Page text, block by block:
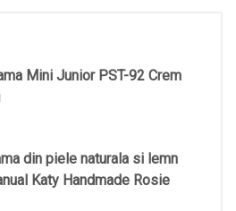
Mini Junior PST-92 Crem
din piele naturala si lemn
Katy Handmade Rosie